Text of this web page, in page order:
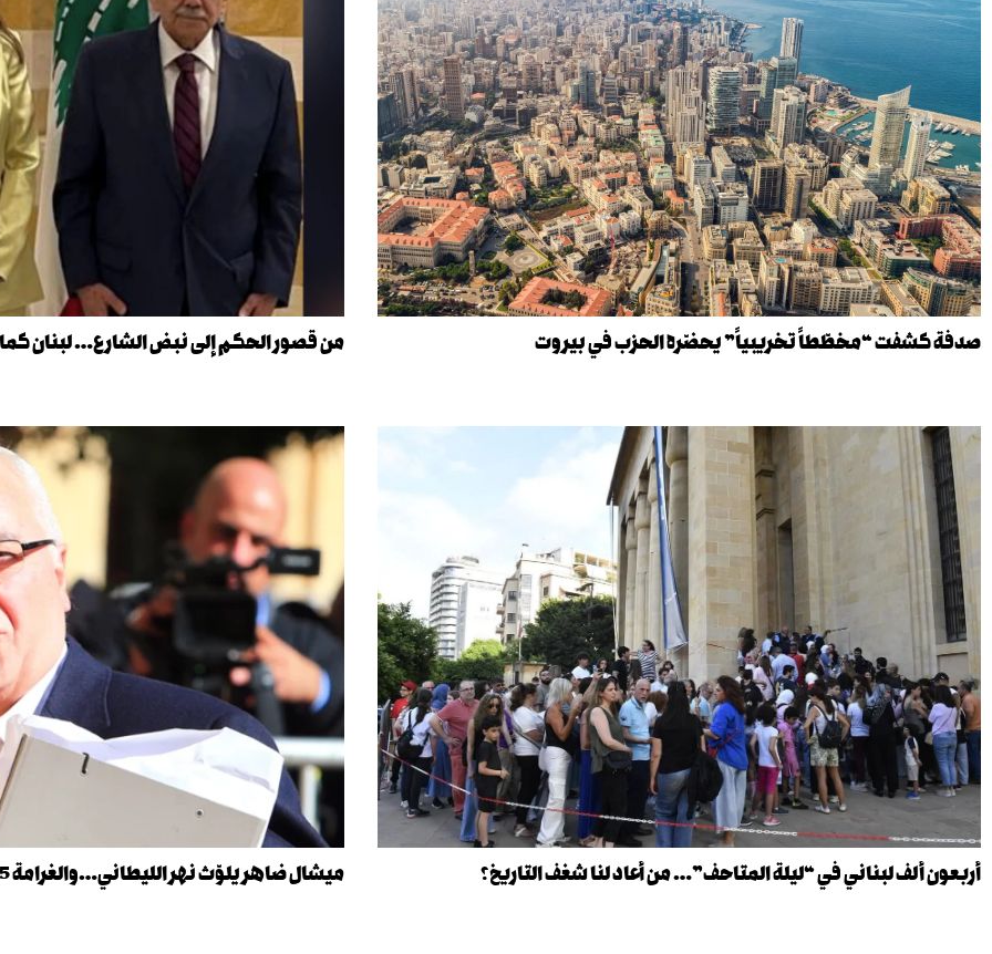
صدفة كشفت “مخطّطاً تخريبياً” يحضّره الحزب في بيروت من قصور الحكم إلى نبض الشارع… لبنان كما
أربعون ألف لبناني في “ليلة المتاحف”… من أعاد لنا شغف التاريخ؟ ميشال ضاهر يلوّث نهر الليطاني…والغرامة 275 دولار